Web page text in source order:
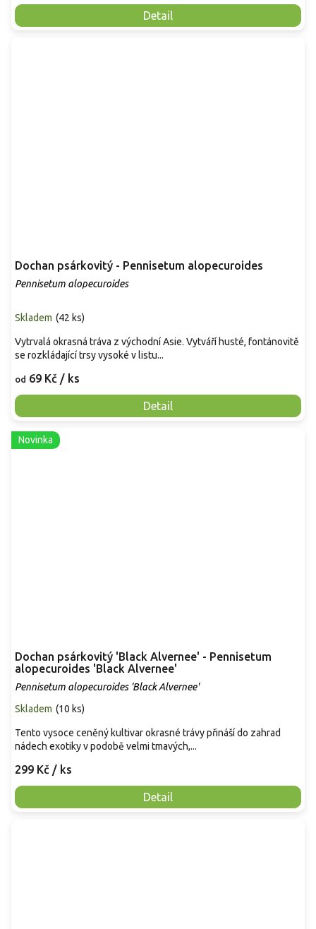
Detail
Dochan psárkovitý - Pennisetum alopecuroides
Pennisetum alopecuroides
Skladem (42 ks)
od 69 Kč / ks
Detail
Vytrvalá okrasná tráva z východní Asie. Vytváří husté, fontánovitě
se rozkládající trsy vysoké v listu...
Novinka
Dochan psárkovitý 'Black Alvernee' - Pennisetum
alopecuroides 'Black Alvernee'
Pennisetum alopecuroides 'Black Alvernee'
Skladem (10 ks)
299 Kč / ks
Detail
Tento vysoce ceněný kultivar okrasné trávy přináší do zahrad
nádech exotiky v podobě velmi tmavých,...